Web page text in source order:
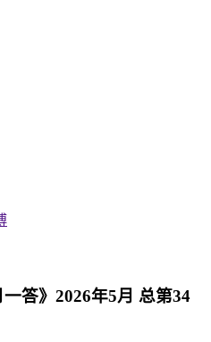
答》2026年5月 总第34